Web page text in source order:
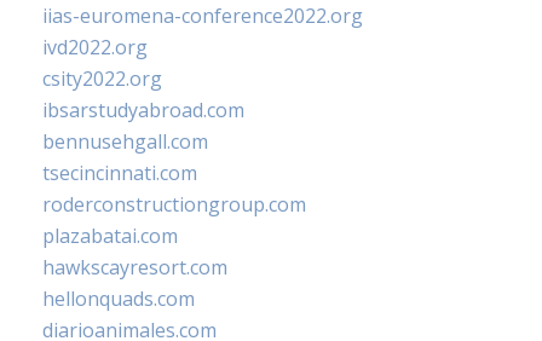
iias-euromena-conference2022.org
ivd2022.org
csity2022.org
ibsarstudyabroad.com
bennusehgall.com
tsecincinnati.com
roderconstructiongroup.com
plazabatai.com
hawkscayresort.com
hellonquads.com
diarioanimales.com